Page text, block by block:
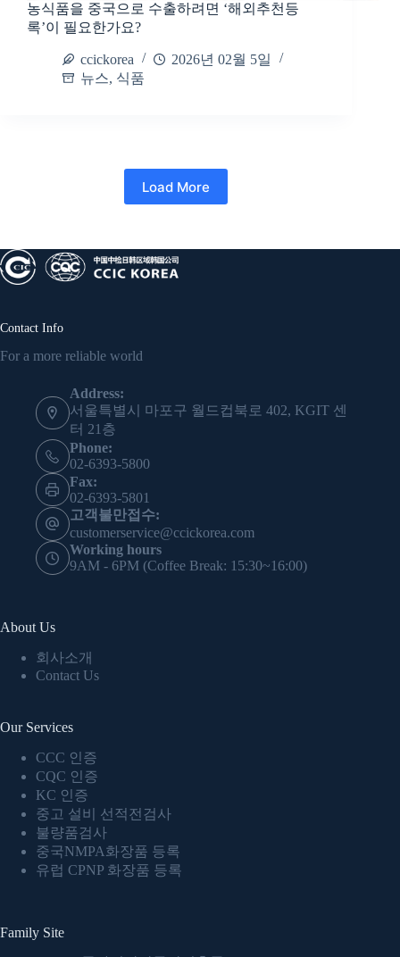
농식품을 중국으로 수출하려면 ‘해외추천등
록’이 필요한가요?
ccickorea
2026년 02월 5일
뉴스, 식품
Load More
Contact Info
For a more reliable world
Address:
서울특별시 마포구 월드컵북로 402, KGIT 센
터 21층
Phone:
02-6393-5800
Fax:
02-6393-5801
고객불만접수:
customerservice@ccickorea.com
Working hours
9AM - 6PM (Coffee Break: 15:30~16:00)
About Us
회사소개
Contact Us
Our Services
CCC 인증
CQC 인증
KC 인증
중고 설비 선적전검사
불량품검사
중국NMPA화장품 등록
유럽 CPNP 화장품 등록
Family Site